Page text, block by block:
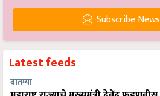
Subscribe
Latest feeds
बातम्या